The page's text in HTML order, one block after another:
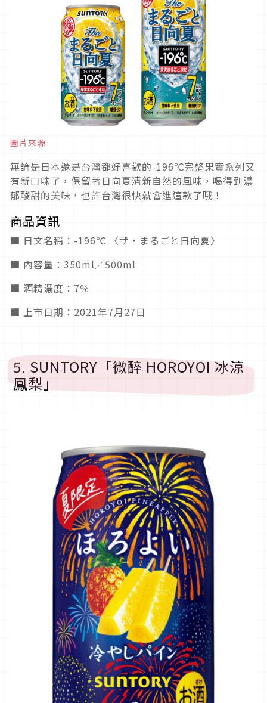
圖片來源
無論是日本還是台灣都好喜歡的-196℃完整果實系列又
有新口味了，保留著日向夏清新自然的風味，喝得到濃
郁酸甜的美味，也許台灣很快就會進這款了哦！
商品資訊
■ 日文名稱：-196℃ 〈ザ・まるごと日向夏〉
■ 內容量：350ml／500ml
■ 酒精濃度：7％
■ 上市日期：2021年7月27日
5. SUNTORY「微醉 HOROYOI 冰涼
鳳梨」